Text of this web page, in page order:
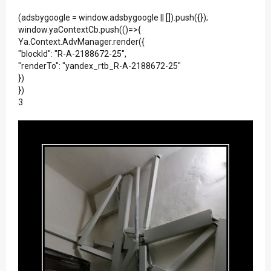
(adsbygoogle = window.adsbygoogle || []).push({});
window.yaContextCb.push(()=>{
Ya.Context.AdvManager.render({
"blockId": "R-A-2188672-25",
"renderTo": "yandex_rtb_R-A-2188672-25"
})
})
3